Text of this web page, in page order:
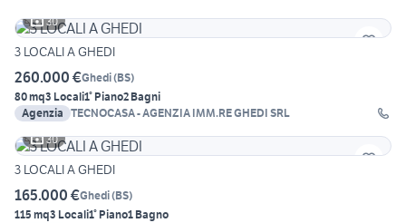
30
3 LOCALI A GHEDI
260.000 €Ghedi(BS)
80 mq3 Locali1° Piano2 Bagni
Agenzia TECNOCASA - AGENZIA IMM.RE GHEDI SRL
30
3 LOCALI A GHEDI
165.000 €Ghedi(BS)
115 mq3 Locali1° Piano1 Bagno